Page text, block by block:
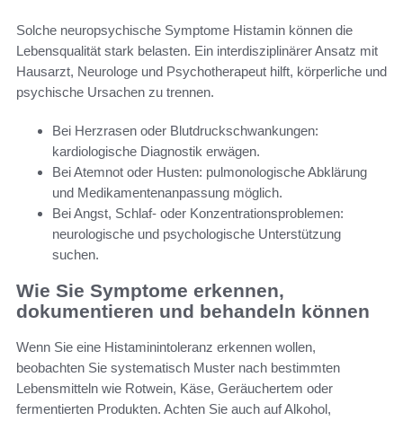
Solche neuropsychische Symptome Histamin können die
Lebensqualität stark belasten. Ein interdisziplinärer Ansatz mit
Hausarzt, Neurologe und Psychotherapeut hilft, körperliche und
psychische Ursachen zu trennen.
Bei Herzrasen oder Blutdruckschwankungen:
kardiologische Diagnostik erwägen.
Bei Atemnot oder Husten: pulmonologische Abklärung
und Medikamentenanpassung möglich.
Bei Angst, Schlaf- oder Konzentrationsproblemen:
neurologische und psychologische Unterstützung
suchen.
Wie Sie Symptome erkennen,
dokumentieren und behandeln können
Wenn Sie eine Histaminintoleranz erkennen wollen,
beobachten Sie systematisch Muster nach bestimmten
Lebensmitteln wie Rotwein, Käse, Geräuchertem oder
fermentierten Produkten. Achten Sie auch auf Alkohol,